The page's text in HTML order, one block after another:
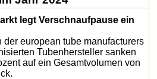
legt Verschnaufpause ein
der european tube manufacturers
Tubenhersteller sanken
auf ein Gesamtvolumen von